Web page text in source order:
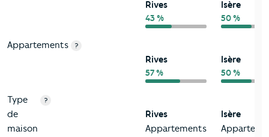
Rives
43 %
Isère
50 %
Appartements ?
Rives
57 %
Isère
50 %
Type
de
maison
?
Rives
Appartements
Isère